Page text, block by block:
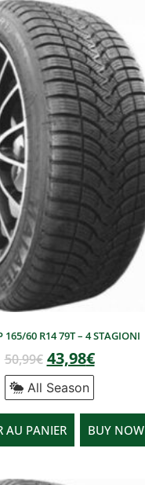
165/60 R14 79T – 4 STAGIONI
50,99€ 43,98€
All Season
AU PANIER BUY NOW